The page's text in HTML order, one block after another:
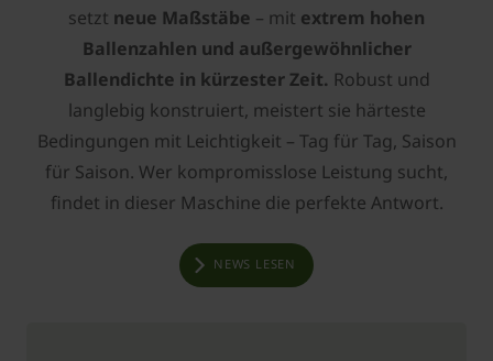
setzt neue Maßstäbe – mit extrem hohen
Ballenzahlen und außergewöhnlicher
Ballendichte in kürzester Zeit. Robust und
langlebig konstruiert, meistert sie härteste
Bedingungen mit Leichtigkeit – Tag für Tag, Saison
für Saison. Wer kompromisslose Leistung sucht,
findet in dieser Maschine die perfekte Antwort.
NEWS LESEN